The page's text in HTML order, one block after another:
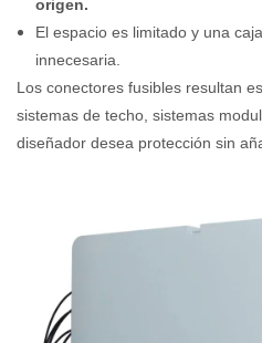
origen.
El espacio es limitado y una
innecesaria.
Los conectores fusibles resultan
sistemas de techo, sistemas
diseñador desea protección sin